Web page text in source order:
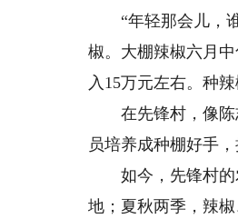
“年轻那会儿，谁
椒。大棚辣椒六月
入15万元左右。种
在先锋村，像陈
员培养成种棚好手
如今，先锋村的
地；夏秋两季，辣